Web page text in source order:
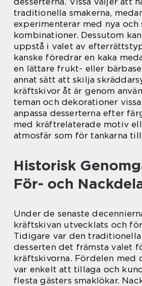
traditionella smakerna,
experimenterar med nya och
kombinationer. Dessutom
uppstå i valet av
kanske föredrar en kaka
en lättare frukt- eller
annat sätt att skilja
kräftskivor åt är genom
teman och dekorationer
anpassa desserterna efter
med kräftrelaterade motiv
atmosfär som för tankarna till
Historisk
För- och
Under de senaste
kräftskivan utvecklats och
Tidigare var den traditionella
desserten det främsta valet
kräftskivorna. Fördelen med
var enkelt att tillaga och
flesta gästers smaklökar.